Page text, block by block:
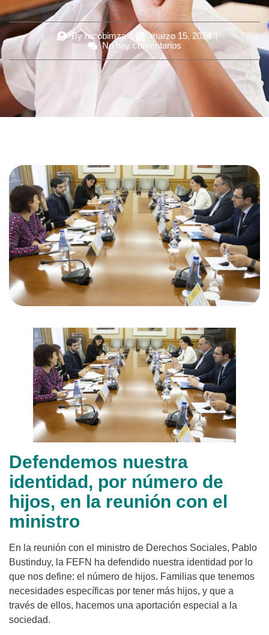
Byracobimza
marzo 15, 2024
No hay comentarios
Defendemos nuestra
identidad, por número de
hijos, en la reunión con el
ministro
En la reunión con el ministro de Derechos Sociales, Pablo
Bustinduy, la FEFN ha defendido nuestra identidad por lo
que nos define: el número de hijos. Familias que tenemos
necesidades específicas por tener más hijos, y que a
través de ellos, hacemos una aportación especial a la
sociedad.